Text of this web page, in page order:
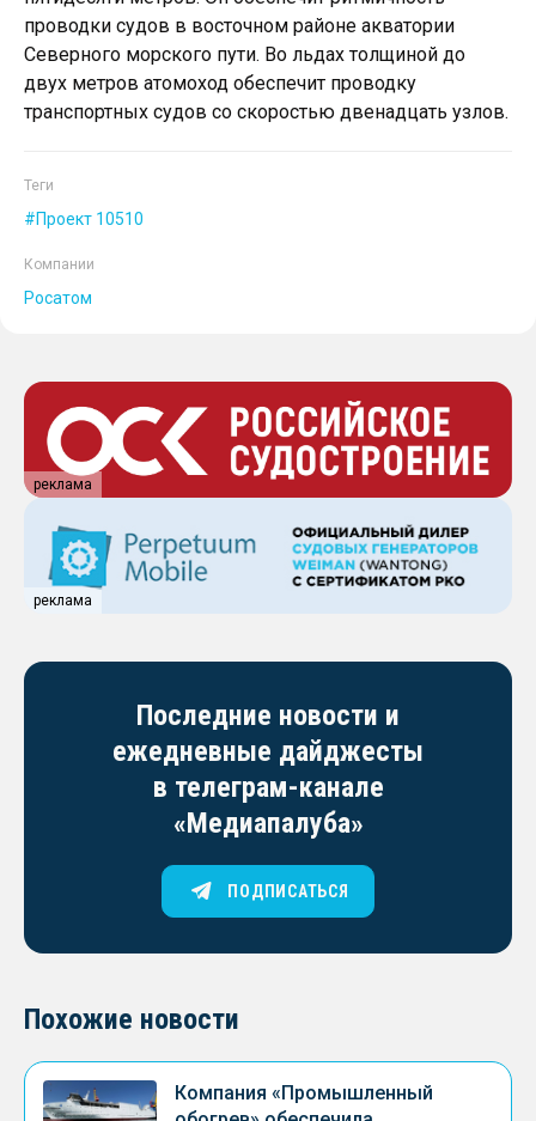
проводки судов в восточном районе акватории
Северного морского пути. Во льдах толщиной до
двух метров атомоход обеспечит проводку
транспортных судов со скоростью двенадцать узлов.
Теги
Проект 10510
Компании
Росатом
реклама
реклама
Последние новости и
ежедневные дайджесты
в телеграм-канале
«Медиапалуба»
ПОДПИСАТЬСЯ
Похожие новости
Компания «Промышленный